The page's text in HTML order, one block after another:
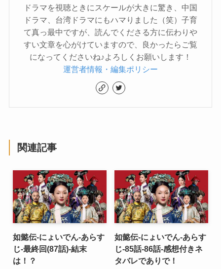
ドラマを視聴ときにスケールが大きに驚き、中国
ドラマ、台湾ドラマにもハマりました（笑）子育
て真っ最中ですが、読んでくださる方に伝わりや
すい文章を心がけていますので、良かったらご覧
になってくださいね♪よろしくお願いします！
運営者情報・編集ポリシー
関連記事
如懿伝-にょいでん-あらす
じ-最終回(87話)-結末
は！？
如懿伝-にょいでん-あらす
じ-85話-86話-感想付きネ
タバレでありで！